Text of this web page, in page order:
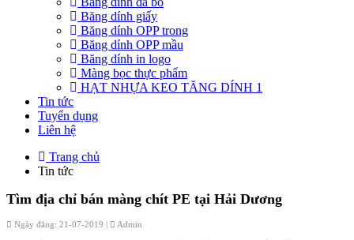
Băng dính giấy
Băng dính OPP trong
Băng dính OPP mầu
Băng dính in logo
Màng bọc thực phẩm
HẠT NHỰA KEO TĂNG DÍNH 1
Tin tức
Tuyển dụng
Liên hệ
Trang chủ
Tin tức
Tìm địa chỉ bán màng chít PE tại Hải Dương
Ngày đăng: 21-07-2019 | Admin